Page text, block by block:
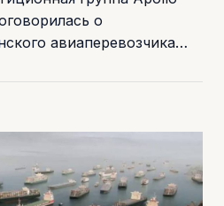
о
авиаперевозчика…